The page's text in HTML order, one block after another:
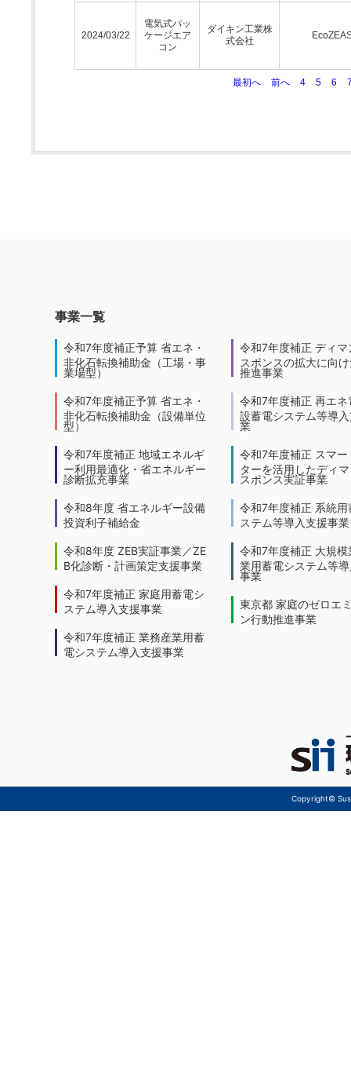
2024/03/22
電気式パッ
ケージエア
コン
ダイキン工業株
式会社
最初へ 前へ 4 5 6
事業一覧
令和7年度補正予算 省エネ・
非化石転換補助金（工場・事
業場型）
令和7年度補正予算 省エネ・
非化石転換補助金（設備単位
型）
令和7年度補正 地域エネルギ
ー利用最適化・省エネルギー
診断拡充事業
令和8年度 省エネルギー設備
投資利子補給金
令和8年度 ZEB実証事業／ZE
B化診断・計画策定支援事業
令和7年度補正 家庭用蓄電シ
ステム導入支援事業
令和7年度補正 業務産業用蓄
電システム導入支援事業
令和7年度補正 ディマ
スポンスの拡大に向
推進事業
令和7年度補正 再エネ
設蓄電システム等導
業
令和7年度補正 スマー
ターを活用したディ
スポンス実証事業
令和7年度補正 系統用
ステム等導入支援事業
令和7年度補正 大規模
業用蓄電システム等
事業
東京都 家庭のゼロエ
ン行動推進事業
Copyright©